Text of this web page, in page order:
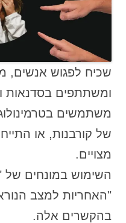
שכיח לפגוש אנשים,
ומשתתפים בסדנאות
משתמשים
של קורבנות, או
מצויים.
השימוש במונחים של
"האחריות למצב
בהקשרים אלה.